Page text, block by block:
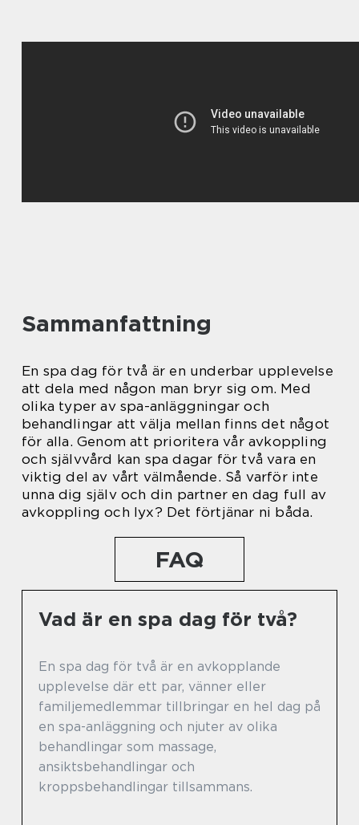
Sammanfattning
En spa dag för två är en underbar upplevelse
att dela med någon man bryr sig om. Med
olika typer av spa-anläggningar och
behandlingar att välja mellan finns det något
för alla. Genom att prioritera vår avkoppling
och självvård kan spa dagar för två vara en
viktig del av vårt välmående. Så varför inte
unna dig själv och din partner en dag full av
avkoppling och lyx? Det förtjänar ni båda.
FAQ
Vad är en spa dag för två?
En spa dag för två är en avkopplande
upplevelse där ett par, vänner eller
familjemedlemmar tillbringar en hel dag på
en spa-anläggning och njuter av olika
behandlingar som massage,
ansiktsbehandlingar och
kroppsbehandlingar tillsammans.